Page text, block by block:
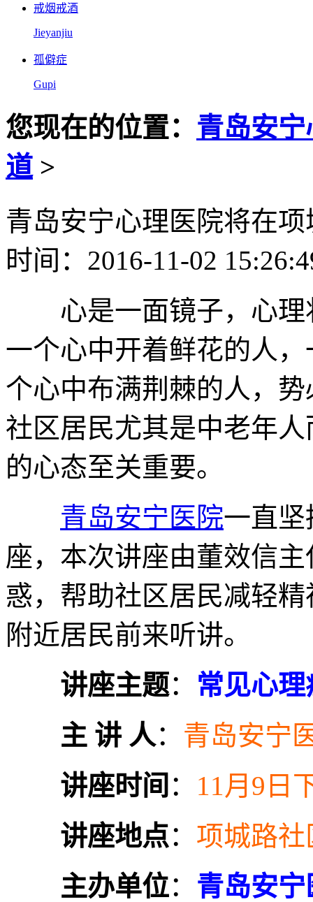
戒烟戒酒
Jieyanjiu
孤僻症
Gupi
您现在的位置： 青岛安
道>
青岛安宁心理医院将在
时间：2016-11-02
心是一面镜子，心理
一个心中开着鲜花的人
个心中布满荆棘的人，
社区居民尤其是中老年
的心态至关重要。
青岛安宁医院一直
座，本次讲座由董效信
惑，帮助社区居民减轻
附近居民前来听讲。
讲座主题： 常见心
主 讲 人： 青岛安宁
讲座时间 ： 11月9日
讲座地点： 项城路社
主办单位： 青岛安宁